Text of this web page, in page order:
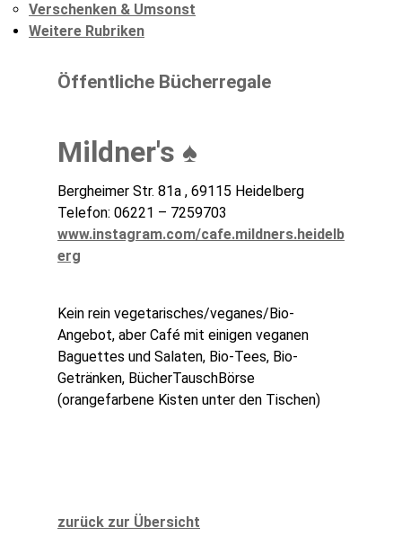
Verschenken & Umsonst
Weitere Rubriken
Öffentliche Bücherregale
Mildner's ♠
Bergheimer Str. 81a , 69115 Heidelberg
Telefon: 06221 – 7259703
www.instagram.com/cafe.mildners.heidelb
erg
Kein rein vegetarisches/veganes/Bio-
Angebot, aber Café mit einigen veganen
Baguettes und Salaten, Bio-Tees, Bio-
Getränken, BücherTauschBörse
(orangefarbene Kisten unter den Tischen)
zurück zur Übersicht